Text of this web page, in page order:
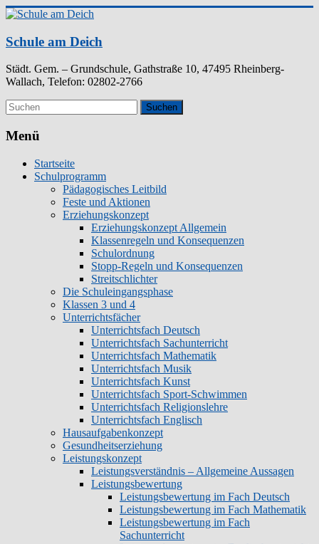
Zum
springen
Schule am Deich
Städt. Gem. – Grundschule, Gathstraße 10, 47495 Rheinberg-
Wallach, Telefon: 02802-2766
Menü
Startseite
Schulprogramm
Pädagogisches Leitbild
Feste und Aktionen
Erziehungskonzept
Erziehungskonzept Allgemein
Klassenregeln und Konsequenzen
Schulordnung
Stopp-Regeln und Konsequenzen
Streitschlichter
Die Schuleingangsphase
Klassen 3 und 4
Unterrichtsfächer
Unterrichtsfach Deutsch
Unterrichtsfach Sachunterricht
Unterrichtsfach Mathematik
Unterrichtsfach Musik
Unterrichtsfach Kunst
Unterrichtsfach Sport-Schwimmen
Unterrichtsfach Religionslehre
Unterrichtsfach Englisch
Hausaufgabenkonzept
Gesundheitserziehung
Leistungskonzept
Leistungsverständnis – Allgemeine Aussagen
Leistungsbewertung
Leistungsbewertung im Fach Deutsch
Leistungsbewertung im Fach Mathematik
Leistungsbewertung im Fach
Sachunterricht